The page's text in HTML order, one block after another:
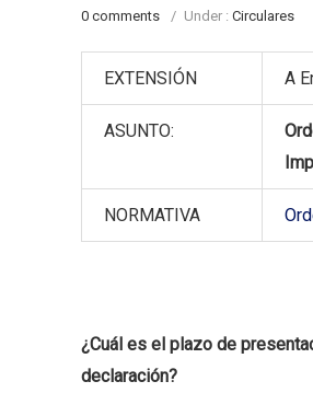
0 comments
/ Under : Circulares
EXTENSIÓN A
ASUNTO:
NORMATIVA
¿Cuál es el plazo de
declaración?